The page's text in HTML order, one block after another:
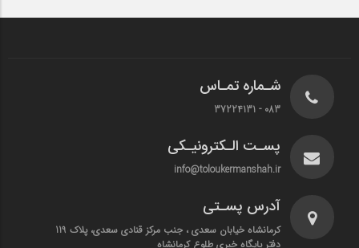
شـماره تمـاس
083 - 37224131
پسـت الـکترونیـکی
info@toloukermanshah.ir
آدرس پسـتی
کرمانشاه خیابان سعدی ، جنب مرکز قنادی سعدی، پلاک 119
دفتر پایگاه خبری طلوع کرمانشاه